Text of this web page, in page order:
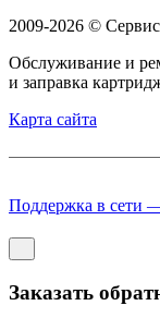
2009-2026 ©
Обслуживание и
и заправка
Карта сайта
Поддержка в сети
Заказать